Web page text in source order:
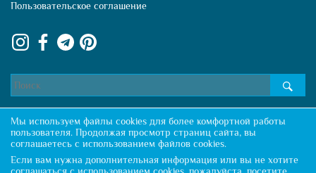
Пользовательское соглашение
Копирование материалов разрешено только с указанием активной ссылки
на первоисточник
Мы используем файлы cookies для более комфортной работы
пользователя. Продолжая просмотр страниц сайта, вы
соглашаетесь с использованием файлов cookies.
Если вам нужна дополнительная информация или вы не хотите